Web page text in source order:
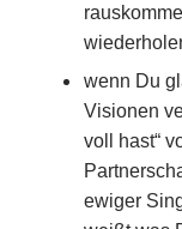
wenn Du
Visionen
voll hast“
ewiger